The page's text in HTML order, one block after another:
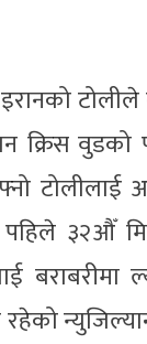
टोलीले
क्रिस
टोलीलाई
३२औँ
बराबरीमा